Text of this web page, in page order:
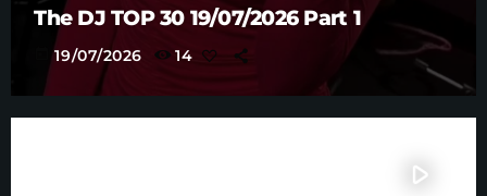
The DJ TOP 30 19/07/2026 Part 1
19/07/2026 14
play_arrow